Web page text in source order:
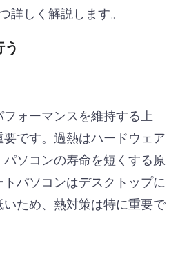
詳しく解説します。
ォーマンスを維持する上
です。過熱はハードウェア
ソコンの寿命を短くする原
パソコンはデスクトップに
ため、熱対策は特に重要で